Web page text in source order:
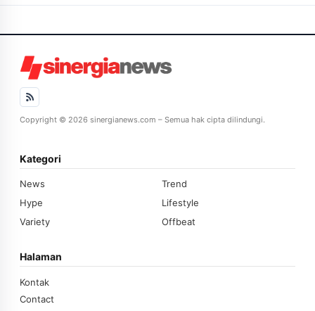
Copyright © 2026 sinergianews.com – Semua hak cipta dilindungi.
Kategori
News
Trend
Hype
Lifestyle
Variety
Offbeat
Halaman
Kontak
Contact